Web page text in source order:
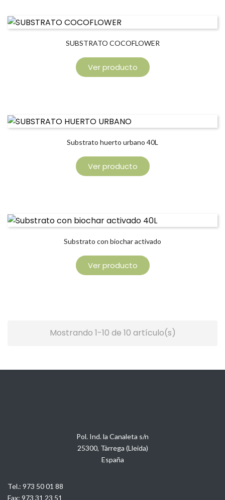
SUBSTRATO COCOFLOWER
Ver producto
Substrato huerto urbano 40L
Ver producto
Substrato con biochar activado
Ver producto
Mostrando 1-10 de 10 artículo(s)
Pol. Ind. la Canaleta s/n
25300, Tàrrega (Lleida)
España
Tel.: 973 50 01 88
Fax: 973 31 23 51